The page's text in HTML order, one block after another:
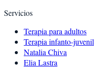
Servicios
Terapia para adultos
Terapia infanto-juvenil
Natalia Chiva
Elia Lastra